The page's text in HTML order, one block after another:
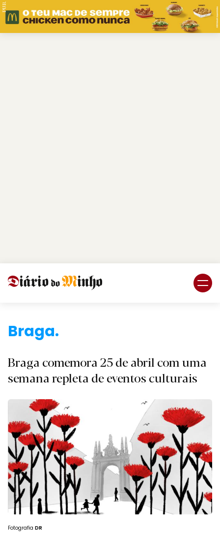
PUB.
Braga.
Braga comemora 25 de abril com uma
semana repleta de eventos culturais
Fotografia DR